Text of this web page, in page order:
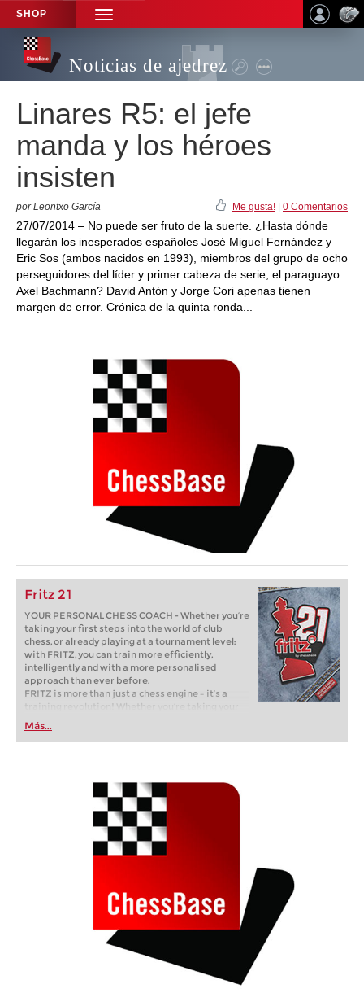
SHOP
TOGGLE
NAVIGATION
Noticias de ajedrez
Linares R5: el jefe
manda y los héroes
insisten
por Leontxo García Me gusta! 0 Comentarios
27/07/2014 – No puede ser fruto de la suerte. ¿Hasta dónde
llegarán los inesperados españoles José Miguel Fernández y
Eric Sos (ambos nacidos en 1993), miembros del grupo de ocho
perseguidores del líder y primer cabeza de serie, el paraguayo
Axel Bachmann? David Antón y Jorge Cori apenas tienen
margen de error. Crónica de la quinta ronda...
Fritz 21
YOUR PERSONAL CHESS COACH - Whether you’re
taking your first steps into the world of club
chess, or already playing at a tournament level:
with FRITZ, you can train more efficiently,
intelligently and with a more personalised
approach than ever before.
FRITZ is more than just a chess engine – it’s a
training revolution! Whether you’re taking your
first steps into the world of club chess, or already
playing at a tournament level: with FRITZ, you can
train more efficiently, intelligently and with a
Más...